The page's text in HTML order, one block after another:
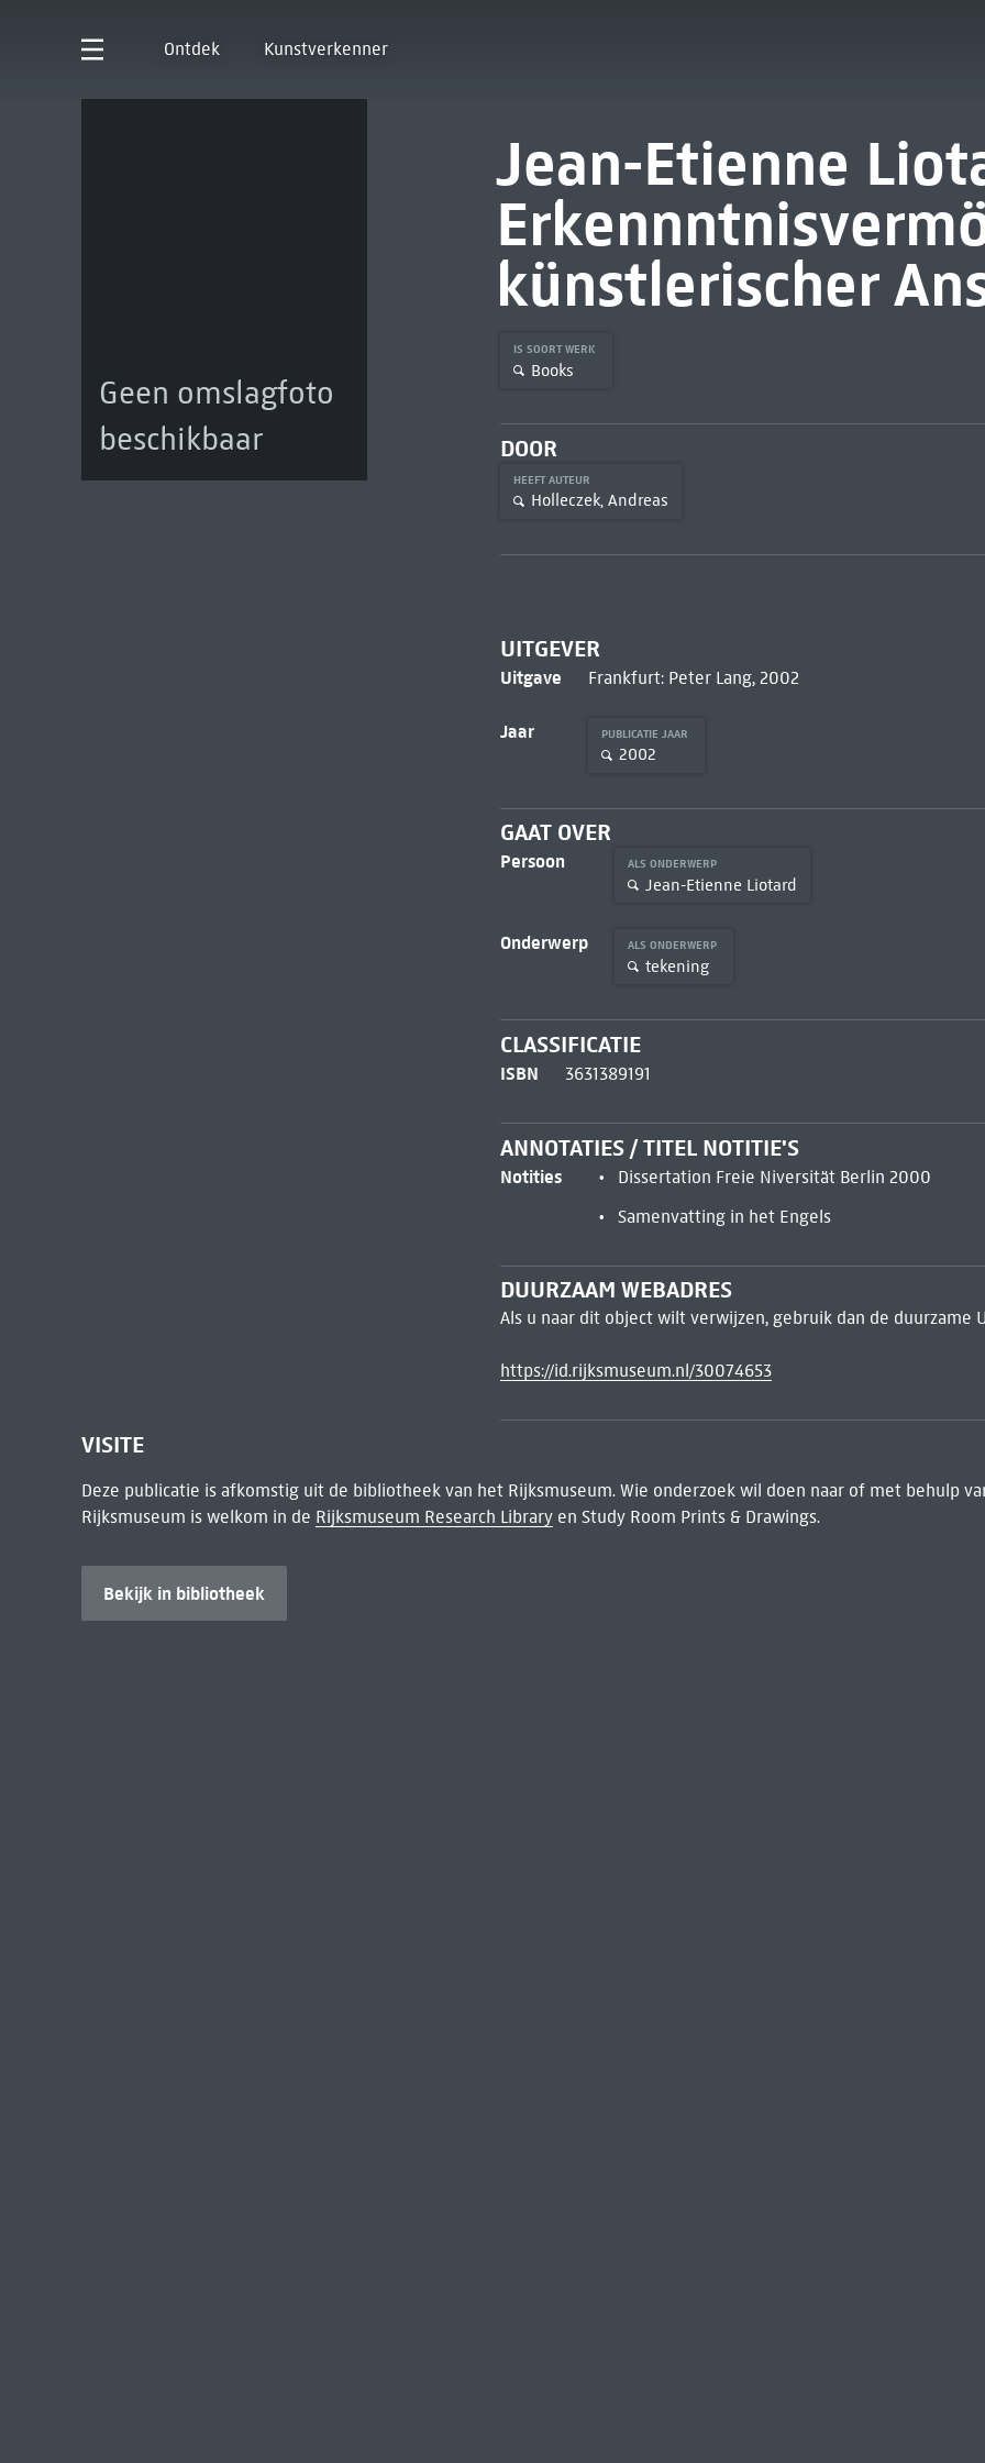
Ontdek Kunstverkenner
Geen omslagfoto
beschikbaar
Jean-Etienne
künstlerischer
IS SOORT WERK
Books
DOOR
HEEFT AUTEUR
Holleczek, Andreas
UITGEVER
Uitgave Frankfurt: Peter Lang, 2002
Jaar PUBLICATIE JAAR
2002
GAAT OVER
Persoon ALS ONDERWERP
Jean-Etienne Liotard
Onderwerp ALS ONDERWERP
tekening
CLASSIFICATIE
ISBN 3631389191
ANNOTATIES / TITEL NOTITIE'S
Notities
Dissertation Freie Niversität Berlin 2000
Samenvatting in het Engels
DUURZAAM WEBADRES
Als u naar dit object wilt verwijzen, gebruik dan de duurzame
https://id.rijksmuseum.nl/30074653
VISITE
Deze publicatie is afkomstig uit de bibliotheek van het Rijksmuseum. Wie onderzoek wil doen naar of met behulp
Rijksmuseum is welkom in de Rijksmuseum Research Libraryen Study Room Prints & Drawings.
Bekijk in bibliotheek